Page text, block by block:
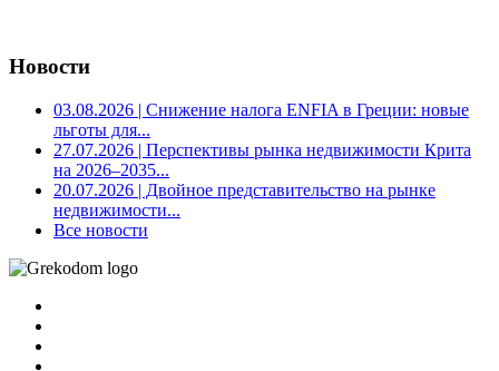
Новости
03.08.2026 | Снижение налога ENFIA в Греции: новые
льготы для...
27.07.2026 | Перспективы рынка недвижимости Крита
на 2026–2035...
20.07.2026 | Двойное представительство на рынке
недвижимости...
Все новости